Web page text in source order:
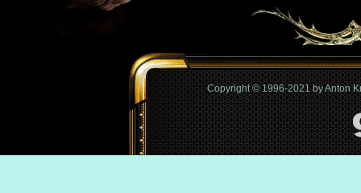
Copyright © 1996-2021 by Anton